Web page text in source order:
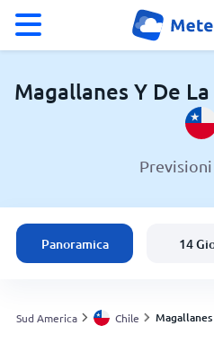
°F °C
Meteo in Magallanes Y De La
Italia
Svizzera
Magallanes Y De
Panoramica 14
Sud America Chile